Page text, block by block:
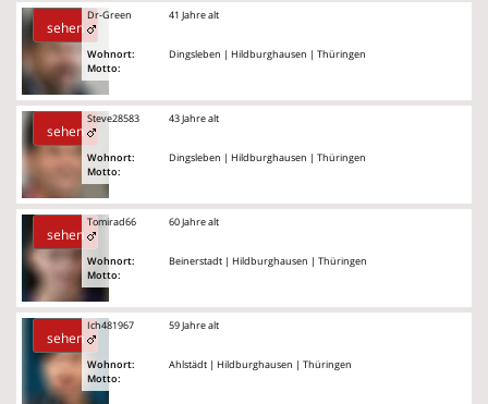
sehen
Dr-Green
Wohnort:
Motto:
41 Jahre alt
Dingsleben | Hildburghausen | Thüringen
sehen
Steve28583
Wohnort:
Motto:
43 Jahre alt
Dingsleben | Hildburghausen | Thüringen
sehen
Tomirad66
Wohnort:
Motto:
60 Jahre alt
Beinerstadt | Hildburghausen | Thüringen
sehen
Ich481967
Wohnort:
Motto:
59 Jahre alt
Ahlstädt | Hildburghausen | Thüringen